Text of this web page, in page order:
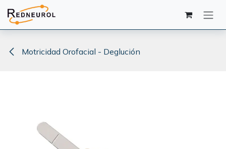
Ir al contenido
Motricidad Orofacial - Deglución